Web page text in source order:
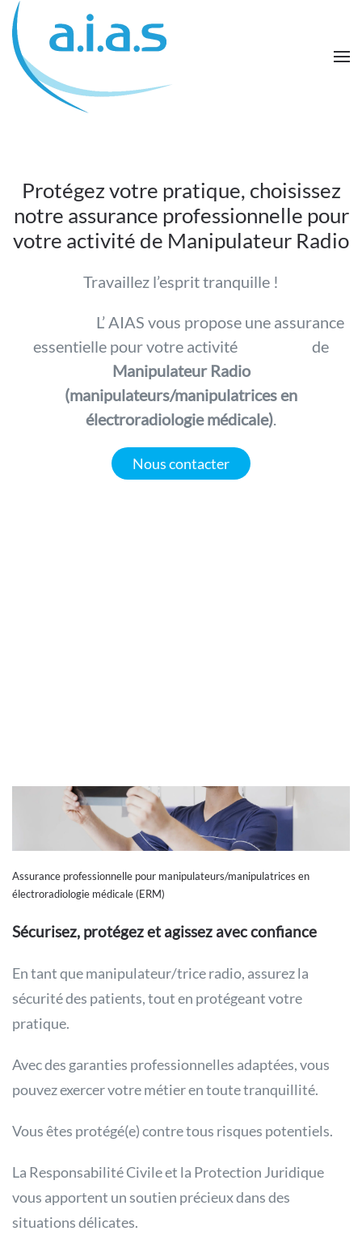
Passer au contenu principal
Protégez votre pratique, choisissez
notre assurance professionnelle pour
votre activité de Manipulateur Radio
Travaillez l’esprit tranquille !
L’ AIAS vous propose une assurance
essentielle pour votre activité de
Manipulateur Radio
(manipulateurs/manipulatrices en
électroradiologie médicale).
Nous contacter
Assurance professionnelle pour manipulateurs/manipulatrices en
électroradiologie médicale (ERM)
Sécurisez, protégez et agissez avec confiance
En tant que manipulateur/trice radio, assurez la
sécurité des patients, tout en protégeant votre
pratique.
Avec des garanties professionnelles adaptées, vous
pouvez exercer votre métier en toute tranquillité.
Vous êtes protégé(e) contre tous risques potentiels.
La Responsabilité Civile et la Protection Juridique
vous apportent un soutien précieux dans des
situations délicates.